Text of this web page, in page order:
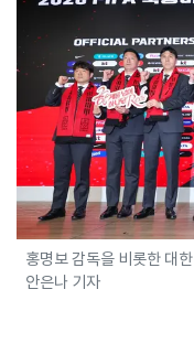
홍명보 감독을 비롯한 대
안은나 기자